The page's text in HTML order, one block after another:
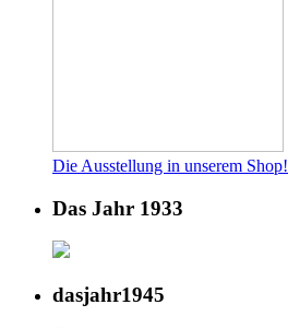
Die Ausstellung in unserem Shop!
Das Jahr 1933
dasjahr1945